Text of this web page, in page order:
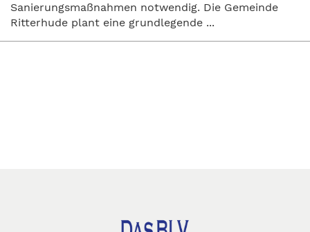
Sanierungsmaßnahmen notwendig. Die Gemeinde
Ritterhude plant eine grundlegende ...